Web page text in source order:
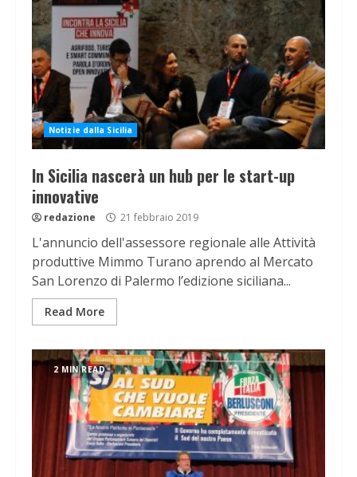
Notizie dalla Sicilia
In Sicilia nascerà un hub per le start-up
innovative
redazione 21 febbraio 2019
L'annuncio dell'assessore regionale alle Attività
produttive Mimmo Turano aprendo al Mercato
San Lorenzo di Palermo l’edizione siciliana...
Read More
2 MIN READ